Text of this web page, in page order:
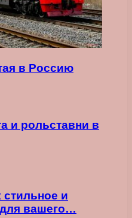
в Россию
и рольставни в
стильное и
вашего…